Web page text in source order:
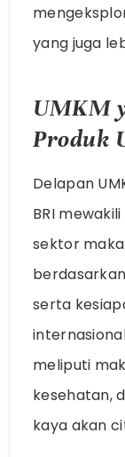
yang juga
UMKM
Produk
Delapan
BRI
sektor
serta
meliputi
kesehatan,
kaya akan